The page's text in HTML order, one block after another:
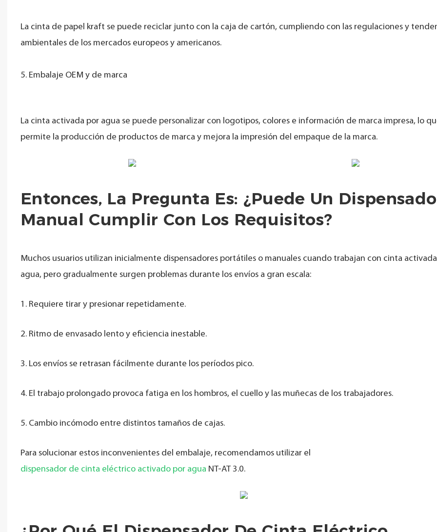
La cinta de papel kraft se puede reciclar junto con la caja de cartón, cumpliendo con las regulaciones y
ambientales de los mercados europeos y americanos.
5. Embalaje OEM y de marca
La cinta activada por agua se puede personalizar con logotipos, colores e información de marca impresa, lo
permite la producción de productos de marca y mejora la impresión del empaque de la marca.
Entonces, La Pregunta Es: ¿puede Un
Manual Cumplir Con Los Requisitos?
Muchos usuarios utilizan inicialmente dispensadores portátiles o manuales cuando trabajan con cinta
agua, pero gradualmente surgen problemas durante los envíos a gran escala:
1. Requiere tirar y presionar repetidamente.
2. Ritmo de envasado lento y eficiencia inestable.
3. Los envíos se retrasan fácilmente durante los períodos pico.
4. El trabajo prolongado provoca fatiga en los hombros, el cuello y las muñecas de los trabajadores.
5. Cambio incómodo entre distintos tamaños de cajas.
Para solucionar estos inconvenientes del embalaje, recomendamos utilizar el
dispensador de cinta eléctrico activado por agua NT-AT 3.0.